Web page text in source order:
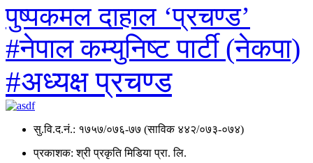
पुष्पकमल दाहाल ‘प्रचण्ड’
#नेपाल कम्युनिष्ट पार्टी (नेकपा)
#अध्यक्ष प्रचण्ड
सु.वि.द.नं.: १७५७/०७६-७७ (साविक ४४२/०७३-०७४)
प्रकाशक: श्री प्रकृति मिडिया प्रा. लि.